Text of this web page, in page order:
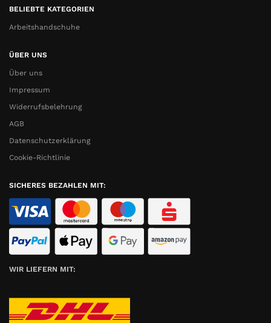
BELIEBTE KATEGORIEN
Arbeitshandschuhe
ÜBER UNS
Über uns
Impressum
Widerrufsbelehrung
AGB
Datenschutzerklärung
Cookie-Richtlinie
SICHERES BEZAHLEN MIT:
WIR LIEFERN MIT: